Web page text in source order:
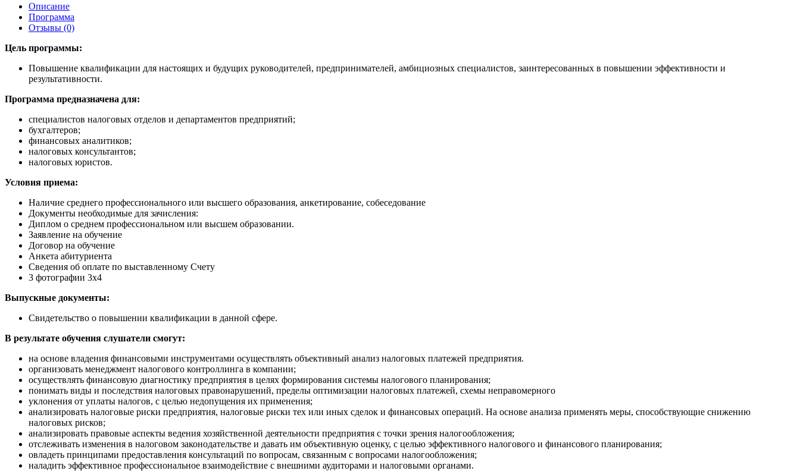
Описание
Программа
Отзывы (0)
Цель программы:
Повышение квалификации для настоящих и будущих руководителей, предпринимателей, амбициозных специалистов, заинтересованных в повышении эффективности и
результативности.
Программа предназначена для:
специалистов налоговых отделов и департаментов предприятий;
бухгалтеров;
финансовых аналитиков;
налоговых консультантов;
налоговых юристов.
Условия приема:
Наличие среднего профессионального или высшего образования, анкетирование, собеседование
Документы необходимые для зачисления:
Диплом о среднем профессиональном или высшем образовании.
Заявление на обучение
Договор на обучение
Анкета абитуриента
Сведения об оплате по выставленному Счету
3 фотографии 3х4
Выпускные документы:
Свидетельство о повышении квалификации в данной сфере.
В результате обучения слушатели смогут:
на основе владения финансовыми инструментами осуществлять объективный анализ налоговых платежей предприятия.
организовать менеджмент налогового контроллинга в компании;
осуществлять финансовую диагностику предприятия в целях формирования системы налогового планирования;
понимать виды и последствия налоговых правонарушений, пределы оптимизации налоговых платежей, схемы неправомерного
уклонения от уплаты налогов, с целью недопущения их применения;
анализировать налоговые риски предприятия, налоговые риски тех или иных сделок и финансовых операций. На основе анализа применять меры, способствующие снижению
налоговых рисков;
анализировать правовые аспекты ведения хозяйственной деятельности предприятия с точки зрения налогообложения;
отслеживать изменения в налоговом законодательстве и давать им объективную оценку, с целью эффективного налогового и финансового планирования;
овладеть принципами предоставления консультаций по вопросам, связанным с вопросами налогообложения;
наладить эффективное профессиональное взаимодействие с внешними аудиторами и налоговыми органами.